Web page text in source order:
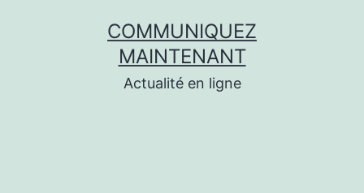
COMMUNIQUEZ
MAINTENANT
Actualité en ligne